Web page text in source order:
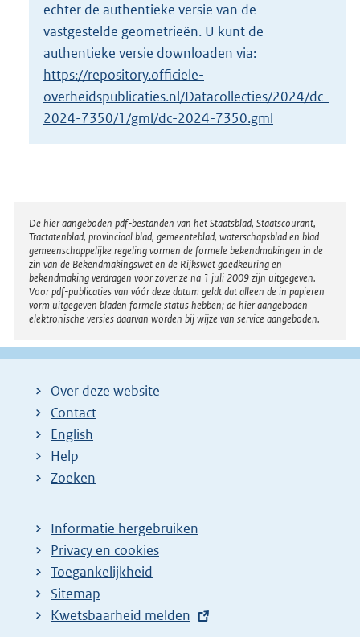
2
K
b
echter de authentieke versie van de
vastgestelde geometrieën. U kunt de
authentieke versie downloaden via:
https://repository.officiele-
overheidspublicaties.nl/Datacollecties/2024/dc-
2024-7350/1/gml/dc-2024-7350.gml
Disclaimer
De hier aangeboden pdf-bestanden van het Staatsblad, Staatscourant,
Tractatenblad, provinciaal blad, gemeenteblad, waterschapsblad en blad
gemeenschappelijke regeling vormen de formele bekendmakingen in de
zin van de Bekendmakingswet en de Rijkswet goedkeuring en
bekendmaking verdragen voor zover ze na 1 juli 2009 zijn uitgegeven.
Voor pdf-publicaties van vóór deze datum geldt dat alleen de in papieren
vorm uitgegeven bladen formele status hebben; de hier aangeboden
elektronische versies daarvan worden bij wijze van service aangeboden.
Over deze website
Contact
English
Help
Zoeken
Informatie hergebruiken
Privacy en cookies
Toegankelijkheid
Sitemap
E
Kwetsbaarheid melden